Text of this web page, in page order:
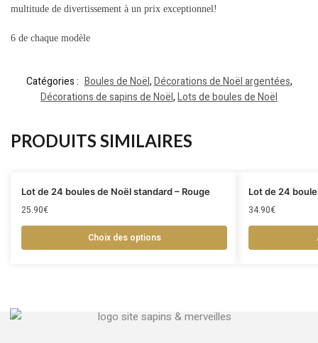
multitude de divertissement à un prix exceptionnel!
6 de chaque modèle
Catégories : Boules de Noël,Décorations de Noël argentées,
Décorations de sapins de Noël,Lots de boules de Noël
PRODUITS SIMILAIRES
Lot de 24 boules de Noël standard – Rouge
25.90€
Choix des options
Lot de 24
34.90€